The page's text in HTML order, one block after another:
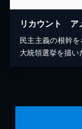
リカウント ア
民主主義の根幹
大統領選挙を描い